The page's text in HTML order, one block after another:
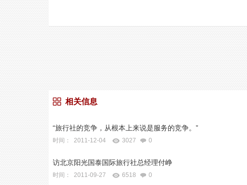
相关信息
“旅行社的竞争，从根本上来说是服务的竞争。”
时间： 2011-12-04 3027 0
访北京阳光国泰国际旅行社总经理付峥
时间： 2011-09-27 6518 0